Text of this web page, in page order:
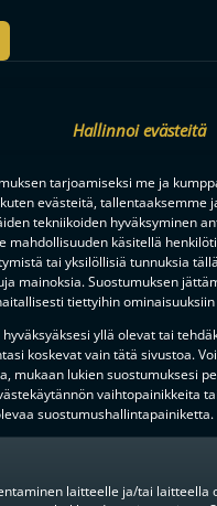
Hallinnoi evästeitä
tarjoamiseksi me ja
evästeitä, tallentaaksemme
tekniikoiden hyväksyminen
mahdollisuuden käsitellä
tai yksilöllisiä tunnuksia
mainoksia. Suostumuksen
tiettyihin
yllä olevat tai
koskevat vain tätä sivustoa.
mukaan lukien suostumuksesi
vaihtopainikkeita
suostumushallintapainiketta.
laitteelle ja/tai laitteella
F-LIIGAN